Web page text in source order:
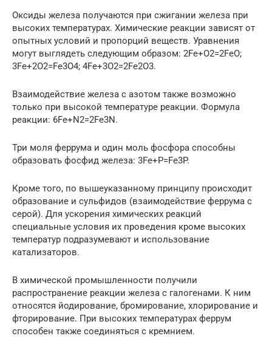
Оксиды железа получаются при сжигании железа при
высоких температурах. Химические реакции зависят от
опытных условий и пропорций веществ. Уравнения
могут выглядеть следующим образом: 2Fe+O2=2FeO;
3Fe+2O2=Fe3O4; 4Fe+3O2=2Fe2O3.
Взаимодействие железа с азотом также возможно
только при высокой температуре реакции. Формула
реакции: 6Fe+N2=2Fe3N.
Три моля феррума и один моль фосфора способны
образовать фосфид железа: 3Fe+P=Fe3P.
Кроме того, по вышеуказанному принципу происходит
образование и сульфидов (взаимодействие феррума с
серой). Для ускорения химических реакций
специальные условия их проведения кроме высоких
температур подразумевают и использование
катализаторов.
В химической промышленности получили
распространение реакции железа с галогенами. К ним
относятся йодирование, бромирование, хлорирование и
фторирование. При высоких температурах феррум
способен также соединяться с кремнием.